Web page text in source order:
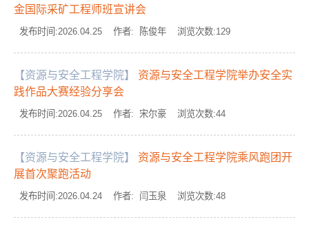
金国际采矿工程师班宣讲会
发布时间:2026.04.25 作者: 陈俊年 浏览次数:129
【资源与安全工程学院】
资源与安全工程学院举办安全实
践作品大赛经验分享会
发布时间:2026.04.25 作者: 宋尔豪 浏览次数:44
【资源与安全工程学院】
资源与安全工程学院乘风跑团开
展首次聚跑活动
发布时间:2026.04.24 作者: 闫玉泉 浏览次数:48